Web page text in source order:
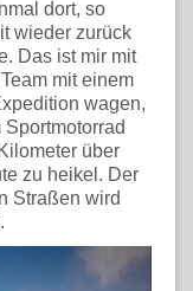
dort, so
wieder zurück
Das ist mir mit
mit einem
wagen,
über
zu heikel. Der
Straßen wird